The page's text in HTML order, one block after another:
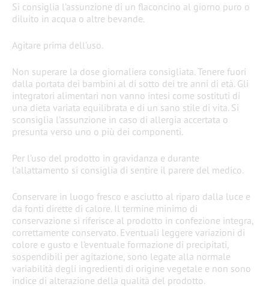
Si consiglia l’assunzione di un flaconcino al giorno puro o
diluito in acqua o altre bevande.
Agitare prima dell’uso.
Non superare la dose giornaliera consigliata. Tenere fuori
dalla portata dei bambini al di sotto dei tre anni di età. Gli
integratori alimentari non vanno intesi come sostituti di
una dieta variata equilibrata e di un sano stile di vita. Si
sconsiglia l’assunzione in caso di allergia accertata o
presunta verso uno o più dei componenti.
Per l’uso del prodotto in gravidanza e durante
l’allattamento si consiglia di sentire il parere del medico.
Conservare in luogo fresco e asciutto al riparo dalla luce e
da fonti dirette di calore. Il termine minimo di
conservazione si riferisce al prodotto in confezione integra,
correttamente conservato. Eventuali leggere variazioni di
colore e gusto e l’eventuale formazione di precipitati,
sospendibili per agitazione, sono legate alla normale
variabilità degli ingredienti di origine vegetale e non sono
indice di alterazione della qualità del prodotto.